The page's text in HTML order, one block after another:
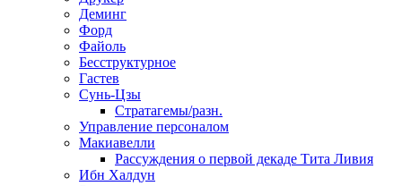
Деминг
Форд
Файоль
Бесструктурное
Гастев
Сунь-Цзы
Стратагемы/разн.
Управление персоналом
Макиавелли
Рассуждения о первой декаде Тита Ливия
Ибн Халдун